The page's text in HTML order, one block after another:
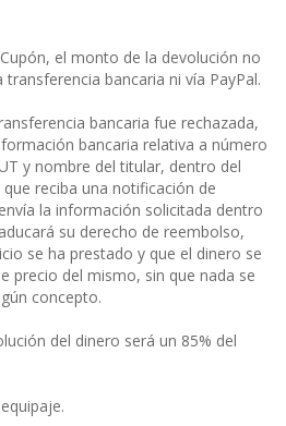
el monto de la devolución no
bancaria ni vía PayPal.
bancaria fue rechazada,
bancaria relativa a número
y nombre del titular, dentro del
reciba una notificación de
la información solicitada dentro
su derecho de reembolso,
se ha prestado y que el dinero se
precio del mismo, sin que nada se
concepto.
del dinero será un 85% del